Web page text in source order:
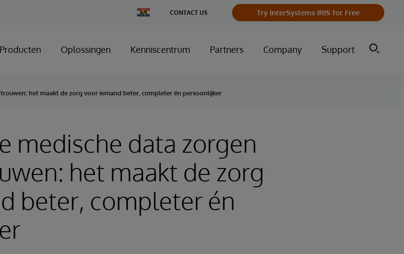
Change
Country
CONTACT US Try InterSystems IRIS for Free
Producten Oplossingen Kenniscentrum Partners Company Support
het maakt de zorg voor iemand beter, completer én persoonlijker
medische data zorgen
het maakt de zorg
beter, completer én